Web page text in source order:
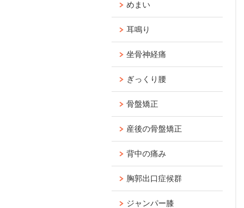
めまい
耳鳴り
坐骨神経痛
ぎっくり腰
骨盤矯正
産後の骨盤矯正
背中の痛み
胸郭出口症候群
ジャンパー膝